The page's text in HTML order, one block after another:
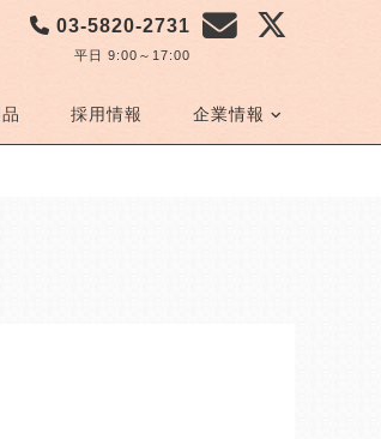
03-5820-2731
平日 9:00～17:00
採用情報 企業情報